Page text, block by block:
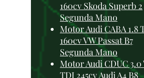
160cv Skoda Superb 2
Segunda Mano
Motor Audi CABA 1.8
160cv VW Passat B7
Segunda Mano
Motor Audi CDUC 3.0
TDI 245cv Audi A4 B8